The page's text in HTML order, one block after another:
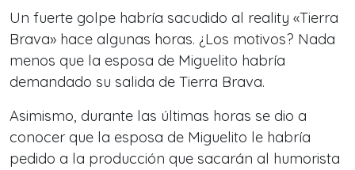
Un fuerte golpe habría sacudido al reality «Tierra
Brava» hace algunas horas. ¿Los motivos? Nada
menos que la esposa de Miguelito habría
demandado su salida de Tierra Brava.
Asimismo, durante las últimas horas se dio a
conocer que la esposa de Miguelito le habría
pedido a la producción que sacarán al humorista